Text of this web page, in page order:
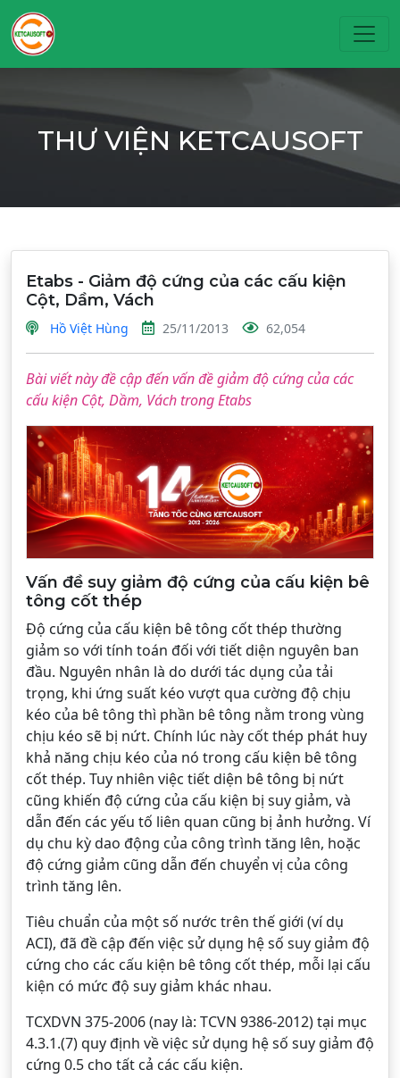
THƯ VIỆN KETCAUSOFT
Etabs - Giảm độ cứng của các cấu kiện
Cột, Dầm, Vách
Hồ Việt Hùng 25/11/2013 62,054
Bài viết này đề cập đến vấn đề giảm độ cứng của các
cấu kiện Cột, Dầm, Vách trong Etabs
Vấn đề suy giảm độ cứng của cấu kiện bê
tông cốt thép
Độ cứng của cấu kiện bê tông cốt thép thường
giảm so với tính toán đối với tiết diện nguyên ban
đầu. Nguyên nhân là do dưới tác dụng của tải
trọng, khi ứng suất kéo vượt qua cường độ chịu
kéo của bê tông thì phần bê tông nằm trong vùng
chịu kéo sẽ bị nứt. Chính lúc này cốt thép phát huy
khả năng chịu kéo của nó trong cấu kiện bê tông
cốt thép. Tuy nhiên việc tiết diện bê tông bị nứt
cũng khiến độ cứng của cấu kiện bị suy giảm, và
dẫn đến các yếu tố liên quan cũng bị ảnh hưởng. Ví
dụ chu kỳ dao động của công trình tăng lên, hoặc
độ cứng giảm cũng dẫn đến chuyển vị của công
trình tăng lên.
Tiêu chuẩn của một số nước trên thế giới (ví dụ
ACI), đã đề cập đến việc sử dụng hệ số suy giảm độ
cứng cho các cấu kiện bê tông cốt thép, mỗi lại cấu
kiện có mức độ suy giảm khác nhau.
TCXDVN 375-2006 (nay là: TCVN 9386-2012) tại mục
4.3.1.(7) quy định về việc sử dụng hệ số suy giảm độ
cứng 0.5 cho tất cả các cấu kiện.